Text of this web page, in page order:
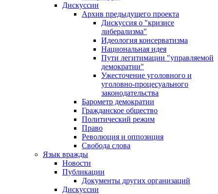
Дискуссии
Архив предыдущего проекта
Дискуссия о "кризисе
либерализма"
Идеология консерватизма
Национальная идея
Пути легитимации "управляемой
демократии"
Ужесточение уголовного и
уголовно-процесуального
законодательства
Барометр демократии
Гражданское общество
Политический режим
Право
Революция и оппозиция
Свобода слова
Язык вражды
Новости
Публикации
Документы других организаций
Дискуссии